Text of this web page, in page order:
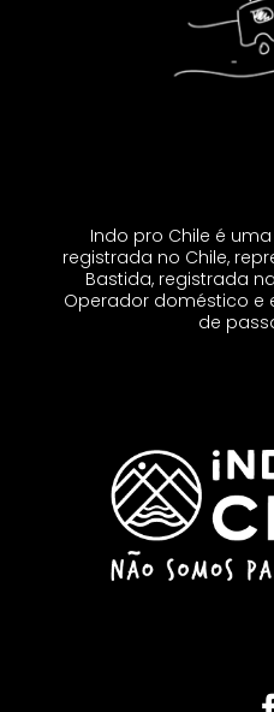
Indo pro Chile é
registrada no Chile,
Bastida, registrada
Operador doméstico e
de